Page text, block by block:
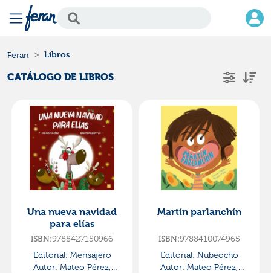
Feran Libros
CATÁLOGO DE LIBROS
Una nueva navidad
para elías
ISBN:9788427150966
Editorial: Mensajero
Autor: Mateo Pérez,
Martín parlanchín
ISBN:9788410074965
Editorial: Nubeocho
Autor: Mateo Pérez,